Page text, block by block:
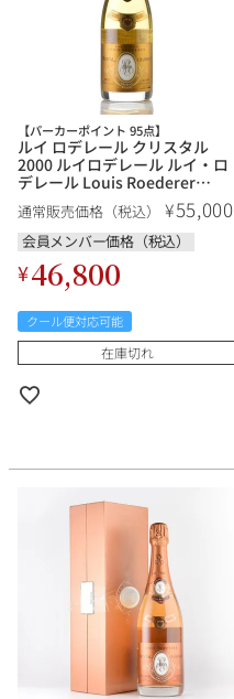
【パーカーポイント 95点】
ルイ ロデレール クリスタル
2000 ルイロデレール ルイ・ロ
デレール Louis Roederer
Cristal フランス シャンパン シ
ャンパーニュ
通常販売価格（税込） ¥55,000
会員メンバー価格（税込）
¥46,800
クール便対応可能
在庫切れ